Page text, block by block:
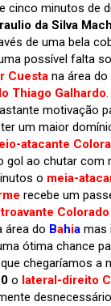
cinco minutos de
da Silva
de uma bela
possível falta
Cuesta na área do
Thiago Galhardo.
motivação
um maior
atacante
gol ao chutar com
o meia-
recebe um
área do Bahia mas
ótima chance
chegaríamos a
o lateral-direito